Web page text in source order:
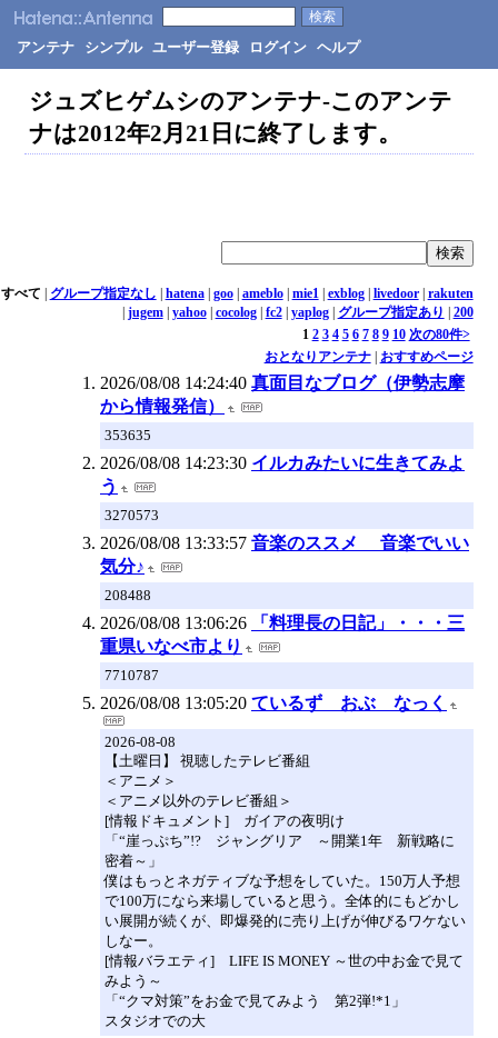
アンテナ シンプル ユーザー登録 ログイン ヘルプ
ジュズヒゲムシのアンテナ-このアンテ
ナは2012年2月21日に終了します。
すべて | グループ指定なし | hatena| goo| ameblo| mie1| exblog| livedoor| rakuten
| jugem| yahoo| cocolog| fc2| yaplog| グループ指定あり | 200
1 2 3 4 5 6 7 8 9 10 次の80件>
おとなりアンテナ| おすすめページ
2026/08/08 14:24:40 真面目なブログ（伊勢志摩
から情報発信）
353635
2026/08/08 14:23:30 イルカみたいに生きてみよ
う
3270573
2026/08/08 13:33:57 音楽のススメ 音楽でいい
気分♪
208488
2026/08/08 13:06:26
「料理長の日記」・・・三
重県いなべ市より
7710787
2026/08/08 13:05:20 ているず おぶ なっく
2026-08-08
【土曜日】 視聴したテレビ番組
＜アニメ＞
＜アニメ以外のテレビ番組＞
[情報ドキュメント] ガイアの夜明け
「“崖っぷち”!? ジャングリア ～開業1年 新戦略に
密着～」
僕はもっとネガティブな予想をしていた。150万人予想
で100万になら来場していると思う。全体的にもどかし
い展開が続くが、即爆発的に売り上げが伸びるワケない
しなー。
[情報バラエティ] LIFE IS MONEY ～世の中お金で見て
みよう～
「“クマ対策”をお金で見てみよう 第2弾!*1」
スタジオでの大